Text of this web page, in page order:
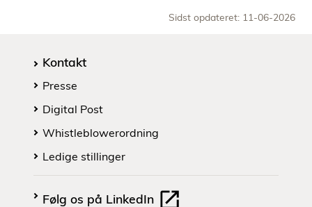
Sidst opdateret: 11-06-2026
Kontakt
Presse
Digital Post
Whistleblowerordning
Ledige stillinger
Følg os på LinkedIn